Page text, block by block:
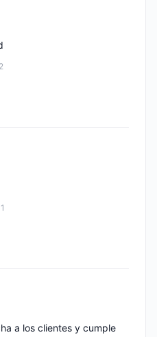
a los clientes y cumple